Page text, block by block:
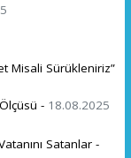
Misali Sürükleniriz”
- 18.08.2025
Satanlar -